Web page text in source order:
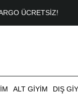
ÜCRETSİZ!
ALT GİYİM DIŞ